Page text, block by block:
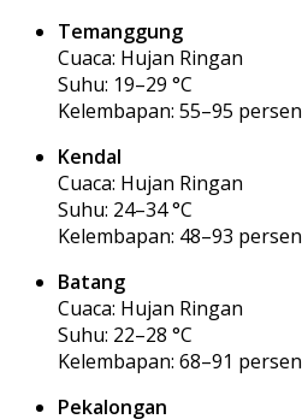
Temanggung
Cuaca: Hujan Ringan
Suhu: 19–29 °C
Kelembapan: 55–95 persen
Kendal
Cuaca: Hujan Ringan
Suhu: 24–34 °C
Kelembapan: 48–93 persen
Batang
Cuaca: Hujan Ringan
Suhu: 22–28 °C
Kelembapan: 68–91 persen
Pekalongan